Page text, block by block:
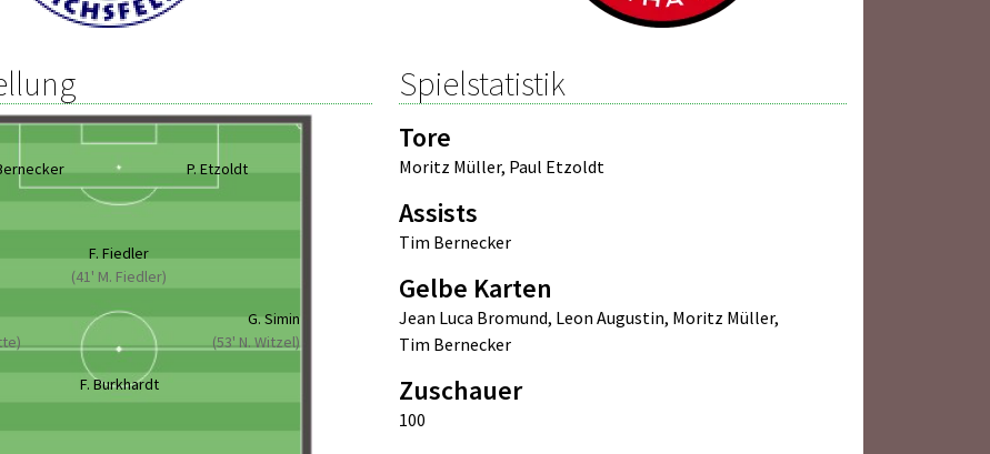
P. Etzoldt
F. Fiedler
(41' M. Fiedler)
G. Simin
(53' N. Witzel)
F. Burkhardt
Spielstatistik
Tore
Moritz Müller, Paul Etzoldt
Assists
Tim Bernecker
Gelbe Karten
Jean Luca Bromund, Leon Augustin, Moritz Müller,
Tim Bernecker
Zuschauer
100